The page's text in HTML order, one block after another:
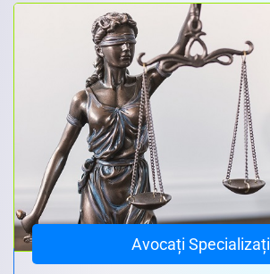
Avocați Specializați